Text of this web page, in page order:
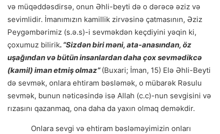
və müqəddəsdirsə, onun Əhli-beyti də o dərəcə əziz və
sevimlidir. İmanımızın kamillik zirvəsinə çatmasının, Əziz
Peygəmbərimiz (s.ə.s)-i sevməkdən keçdiyini yəqin ki,
çoxumuz bilirik. “Sizdən biri məni, ata-anasından, öz
uşağından və bütün insanlardan daha çox sevmədikcə
(kamil) iman etmiş olmaz”(Buxari; İman, 15) Elə Əhli-Beyti
də sevmək, onlara ehtiram bəsləmək, o mübarək Rəsulu
sevmək, bunun nəticəsində isə Allah (c.c)-nun sevgisini və
rızasını qazanmaq, ona daha da yaxın olmaq deməkdir.
Onlara sevgi və ehtiram bəsləməyimizin onları